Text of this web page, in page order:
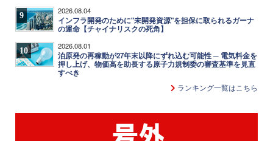
9 2026.08.04
インフラ開発のために"未開発資源"を担保に取られるガーナ
の運命【チャイナリスクの死角】
10 2026.08.01
泊原発の再稼動が27年末以降にずれ込む可能性 ─ 電気料金を
押し上げ、物価高を助長する原子力規制委の審査基準を見直
すべき
ランキング一覧はこちら